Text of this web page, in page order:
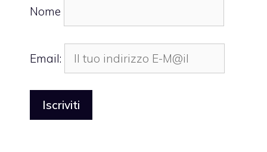
Nome
Email: